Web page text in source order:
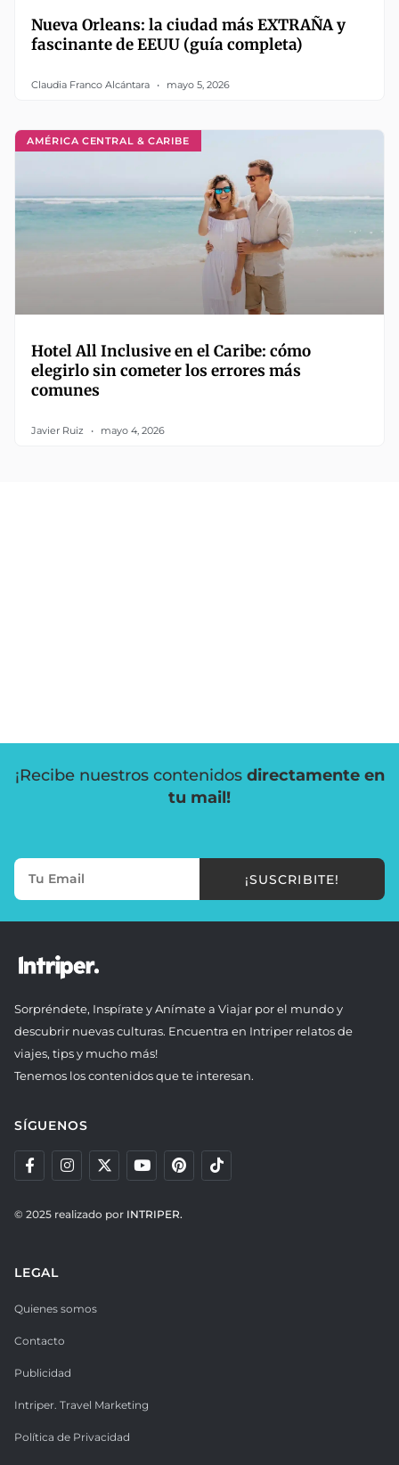
Nueva Orleans: la ciudad más EXTRAÑA y
fascinante de EEUU (guía completa)
Claudia Franco Alcántara mayo 5, 2026
AMÉRICA CENTRAL & CARIBE
Hotel All Inclusive en el Caribe: cómo
elegirlo sin cometer los errores más
comunes
Javier Ruiz mayo 4, 2026
¡Recibe nuestros contenidos directamente en
tu mail!
¡SUSCRIBITE!
Sorpréndete, Inspírate y Anímate a Viajar por el mundo y
descubrir nuevas culturas. Encuentra en Intriper relatos de
viajes, tips y mucho más!
Tenemos los contenidos que te interesan.
SÍGUENOS
© 2025 realizado por INTRIPER.
LEGAL
Quienes somos
Contacto
Publicidad
Intriper. Travel Marketing
Política de Privacidad